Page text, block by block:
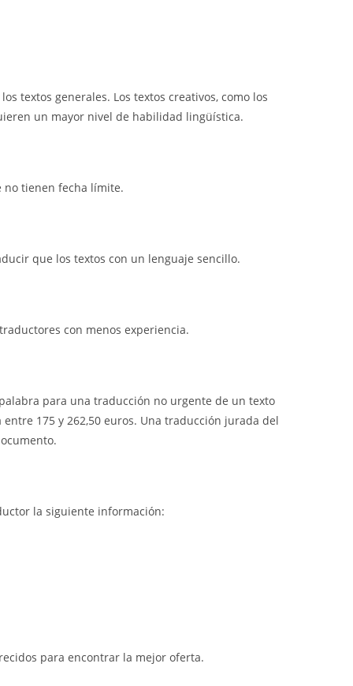
textos generales. Los textos creativos, como los
un mayor nivel de habilidad lingüística.
no tienen fecha límite.
que los textos con un lenguaje sencillo.
con menos experiencia.
para una traducción no urgente de un texto
175 y 262,50 euros. Una traducción jurada del
la siguiente información:
para encontrar la mejor oferta.